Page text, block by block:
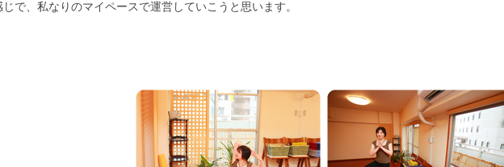
で、私なりのマイペースで運営していこうと思います。